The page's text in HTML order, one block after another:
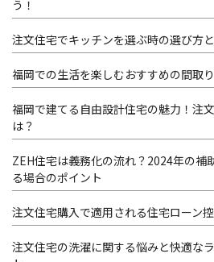
う！
注文住宅でキッチンを選ぶ時の選び方
福岡での生活を楽しむおすすめの間取
福岡で建てる自由設計住宅の魅力！注
は？
ZEH住宅は義務化の流れ？2024年の補
る場合のポイント
注文住宅購入で適用される住宅ローン
注文住宅の洗濯に関する悩みと快適な